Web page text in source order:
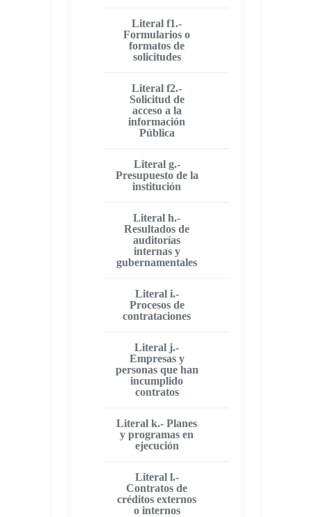
Literal f1.-
Formularios o
formatos de
solicitudes
Literal f2.-
Solicitud de
acceso a la
información
Pública
Literal g.-
Presupuesto de la
institución
Literal h.-
Resultados de
auditorías
internas y
gubernamentales
Literal i.-
Procesos de
contrataciones
Literal j.-
Empresas y
personas que han
incumplido
contratos
Literal k.- Planes
y programas en
ejecución
Literal l.-
Contratos de
créditos externos
o internos